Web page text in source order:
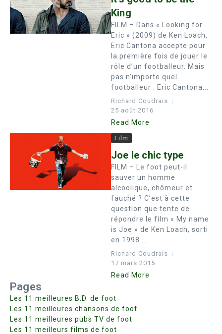
King
FILM – Dans « Looking for
Eric » (2009) de Ken Loach,
Eric Cantona accepte pour
la première fois de jouer le
rôle d’un footballeur. Mais
pas n’importe quel
footballeur : Eric Cantona...
Richard Coudrais
25 août 2016
Read More
Film
Joe le chic type
FILM – Le foot peut-il
sauver un homme
alcoolique, chômeur et
fauché ? C’est à cette
question que tente de
répondre le film « My name
is Joe » de Ken Loach, sorti
en 1998....
Richard Coudrais
17 mars 2015
Read More
Pages
Les 11 meilleures B.D. de foot
Les 11 meilleures chansons de foot
Les 11 meilleures pubs TV de foot
Les 11 meilleurs films de foot